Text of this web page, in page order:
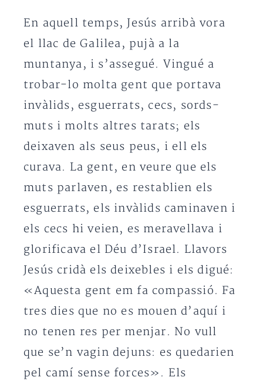
En aquell temps, Jesús arribà vora
el llac de Galilea, pujà a la
muntanya, i s’assegué. Vingué a
trobar-lo molta gent que portava
invàlids, esguerrats, cecs, sords-
muts i molts altres tarats; els
deixaven als seus peus, i ell els
curava. La gent, en veure que els
muts parlaven, es restablien els
esguerrats, els invàlids caminaven i
els cecs hi veien, es meravellava i
glorificava el Déu d’Israel. Llavors
Jesús cridà els deixebles i els digué:
«Aquesta gent em fa compassió. Fa
tres dies que no es mouen d’aquí i
no tenen res per menjar. No vull
que se’n vagin dejuns: es quedarien
pel camí sense forces». Els